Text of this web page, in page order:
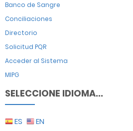
Banco de Sangre
Conciliaciones
Directorio
Solicitud PQR
Acceder al Sistema
MIPG
SELECCIONE IDIOMA...
ES EN